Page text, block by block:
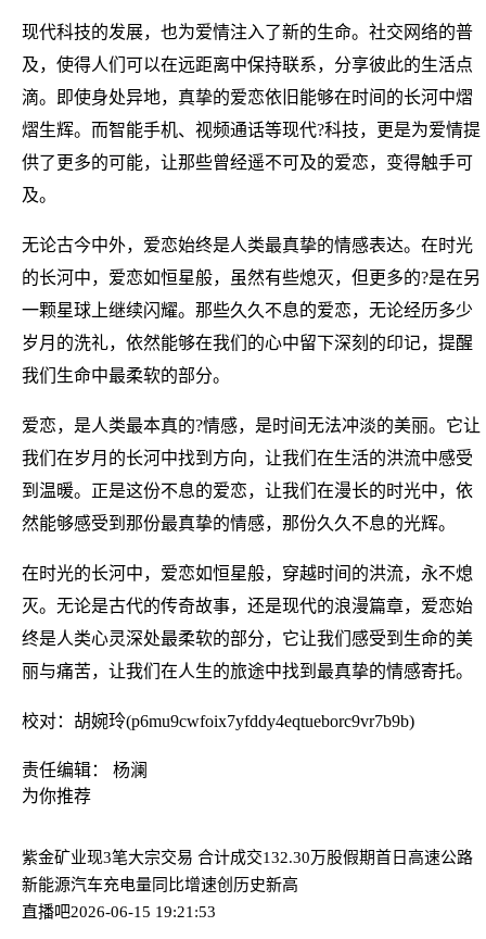
现代科技的发展，也为爱情注入了新的生命。社交网络的普
及，使得人们可以在远距离中保持联系，分享彼此的生活点
滴。即使身处异地，真挚的爱恋依旧能够在时间的长河中熠
熠生辉。而智能手机、视频通话等现代?科技，更是为爱情提
供了更多的可能，让那些曾经遥不可及的爱恋，变得触手可
及。
无论古今中外，爱恋始终是人类最真挚的情感表达。在时光
的长河中，爱恋如恒星般，虽然有些熄灭，但更多的?是在另
一颗星球上继续闪耀。那些久久不息的爱恋，无论经历多少
岁月的洗礼，依然能够在我们的心中留下深刻的印记，提醒
我们生命中最柔软的部分。
爱恋，是人类最本真的?情感，是时间无法冲淡的美丽。它让
我们在岁月的长河中找到方向，让我们在生活的洪流中感受
到温暖。正是这份不息的爱恋，让我们在漫长的时光中，依
然能够感受到那份最真挚的情感，那份久久不息的光辉。
在时光的长河中，爱恋如恒星般，穿越时间的洪流，永不熄
灭。无论是古代的传奇故事，还是现代的浪漫篇章，爱恋始
终是人类心灵深处最柔软的部分，它让我们感受到生命的美
丽与痛苦，让我们在人生的旅途中找到最真挚的情感寄托。
校对：胡婉玲(p6mu9cwfoix7yfddy4eqtueborc9vr7b9b)
责任编辑： 杨澜
为你推荐
紫金矿业现3笔大宗交易 合计成交132.30万股假期首日高速公路
新能源汽车充电量同比增速创历史新高
直播吧2026-06-15 19:21:53